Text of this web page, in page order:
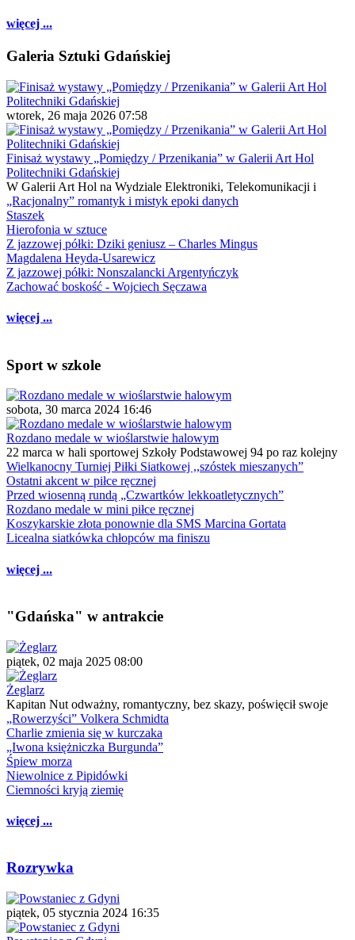
więcej ...
Galeria Sztuki Gdańskiej
wtorek, 26 maja 2026 07:58
Finisaż wystawy „Pomiędzy / Przenikania” w Galerii Art Hol
Politechniki Gdańskiej
W Galerii Art Hol na Wydziale Elektroniki, Telekomunikacji i
„Racjonalny” romantyk i mistyk epoki danych
Staszek
Hierofonia w sztuce
Z jazzowej półki: Dziki geniusz – Charles Mingus
Magdalena Heyda-Usarewicz
Z jazzowej półki: Nonszalancki Argentyńczyk
Zachować boskość - Wojciech Sęczawa
więcej ...
Sport w szkole
sobota, 30 marca 2024 16:46
Rozdano medale w wioślarstwie halowym
22 marca w hali sportowej Szkoły Podstawowej 94 po raz kolejny
Wielkanocny Turniej Piłki Siatkowej ,,szóstek mieszanych”
Ostatni akcent w piłce ręcznej
Przed wiosenną rundą „Czwartków lekkoatletycznych”
Rozdano medale w mini piłce ręcznej
Koszykarskie złota ponownie dla SMS Marcina Gortata
Licealna siatkówka chłopców ma finiszu
więcej ...
"Gdańska" w antrakcie
piątek, 02 maja 2025 08:00
Żeglarz
Kapitan Nut odważny, romantyczny, bez skazy, poświęcił swoje
„Rowerzyści” Volkera Schmidta
Charlie zmienia się w kurczaka
„Iwona księżniczka Burgunda”
Śpiew morza
Niewolnice z Pipidówki
Ciemności kryją ziemię
więcej ...
Rozrywka
piątek, 05 stycznia 2024 16:35